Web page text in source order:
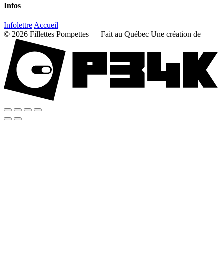
Infos
Infolettre Accueil
© 2026 Fillettes Pompettes — Fait au Québec Une création de